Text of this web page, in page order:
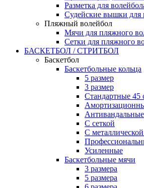
Разметка для
Судейские вышки для
Пляжный волейбол
Мячи для пляжного
Сетки для пляжного
БАСКЕТБОЛ / СТРИТБОЛ
Баскетбол
Баскетбольные кольца
5 размер
3 размер
Стандартные 45
Антивандальные
С сеткой
С металлической
Усиленные
Баскетбольные мячи
3 размера
5 размера